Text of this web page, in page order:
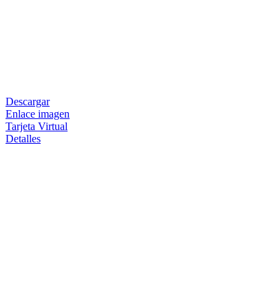
Descargar
Enlace imagen
Tarjeta Virtual
Detalles